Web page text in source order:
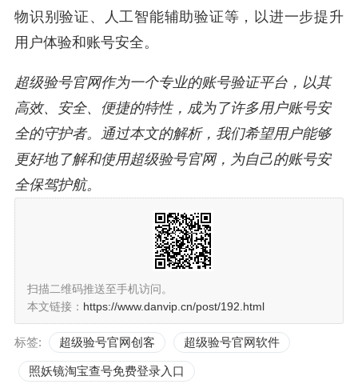
物识别验证、人工智能辅助验证等，以进一步提升
用户体验和账号安全。
超级验号官网作为一个专业的账号验证平台，以其
高效、安全、便捷的特性，成为了许多用户账号安
全的守护者。通过本文的解析，我们希望用户能够
更好地了解和使用超级验号官网，为自己的账号安
全保驾护航。
扫描二维码推送至手机访问。
本文链接： https://www.danvip.cn/post/192.html
标签: 超级验号官网创客 超级验号官网软件
照妖镜淘宝查号免费登录入口